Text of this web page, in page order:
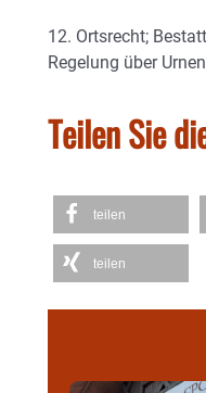
12. Ortsrecht;
Regelung über
Teilen Sie
teilen
teilen